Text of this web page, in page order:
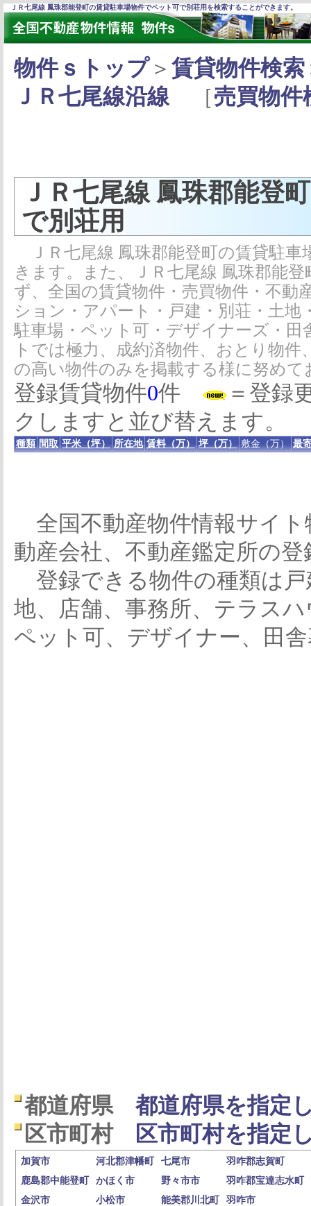
ＪＲ七尾線 鳳珠郡能登町の賃貸駐車場物件でペット可で別荘用を検索することができます。
物件ｓトップ＞ 賃貸物件検索
ＪＲ七尾線沿線［売買物件
ＪＲ七尾線 鳳珠郡能登
で別荘用
ＪＲ七尾線 鳳珠郡能登町の賃貸駐
きます。また、ＪＲ七尾線 鳳珠郡能
ず、全国の賃貸物件・売買物件・不動
ション・アパート・戸建・別荘・土
駐車場・ペット可・デザイナーズ・
トでは極力、成約済物件、おとり物
の高い物件のみを掲載する様に努めて
登録賃貸物件0件
＝登録
クしますと並び替えます。
種類 間取 平米（坪） 所在地 賃料（万） 坪（万） 敷金（万） 最
全国不動産物件情報サイト
動産会社、不動産鑑定所の
登録できる物件の種類は
地、店舗、事務所、テラス
ペット可、デザイナー、田
都道府県
都道府県を指定
区市町村
区市町村を指定
加賀市 河北郡津幡町 七尾市
羽咋郡志賀町
鹿島郡中能登町
かほく市 野々市市
羽咋郡宝達志水町
金沢市
小松市 能美郡川北町
羽咋市